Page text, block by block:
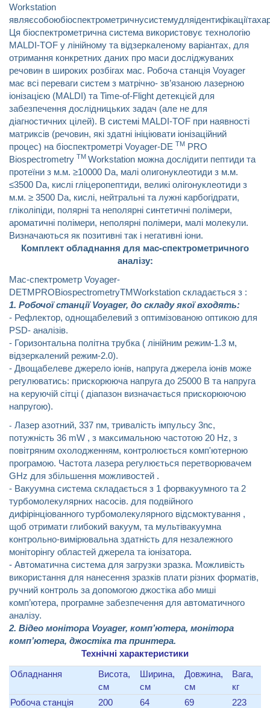
Workstation
являєсобоюбіоспектрометричнусистемудляідентифікаціїта
Ця біоспектрометрична система використовує технологію
МАLDI-TOF у лінійному та відзеркаленому варіантах, для
отримання конкретних даних про маси досліджуваних
речовин в широких розбігах мас. Робоча станція Voyager
має всі переваги систем з матрічно- зв’язаною лазерною
іонізацією (МАLDI) та Time-of-Flight детекцієй для
забезпечення дослідницьких задач (але не для
діагностичних цілей). В системі МАLDI-TOF при наявності
матриксів (речовин, які здатні ініціювати іонізаційний
процес) на біоспектрометрі Voyager-DE TM PRO
Biospectrometry TM Workstation можна дослідити пептиди та
протеїни з м.м. ≥10000 Da, малі олигонуклеотиди з м.м.
≤3500 Da, кислі гліцеропептиди, великі олігонуклеотиди з
м.м. ≥ 3500 Da, кислі, нейтральні та лужні карбогідрати,
гліколіпіди, полярні та неполярні синтетичні полімери,
ароматичні полімери, неполярні полімери, малі молекули.
Визначаються як позитивні так і негативні іони.
Комплект обладнання для мас-спектрометричного
аналізу:
Мас-спектрометр Voyager-
DETM PROBiospectrometryTMWorkstation складається з :
1. Робочої станції Voyager, до складу якої входять:
- Рефлектор, однощабелевий з оптимізованою оптикою для
PSD- аналізів.
- Горизонтальна політна трубка ( лінійним режим-1.3 м,
відзеркалений режим-2.0).
- Двощабелеве джерело іонів, напруга джерела іонів може
регулюватись: прискорююча напруга до 25000 В та напруга
на керуючій сітці ( діапазон визначається прискорюючою
напругою).
- Лазер азотний, 337 nм, тривалість імпульсу 3nс,
потужність 36 mW , з максимальною частотою 20 Hz, з
повітряним охолодженням, контролюється комп'ютерною
програмою. Частота лазера регулюється перетворювачем
GHz для збільшення можливостей .
- Вакуумна система складається з 1 форвакуумного та 2
турбомолекулярних насосів. для подвійного
дифірінціованного турбомолекулярного відсмоктування ,
щоб отримати глибокий вакуум, та мультівакуумна
контрольно-вимірювальна здатність для незалежного
моніторінгу областей джерела та іонізатора.
- Автоматична система для загрузки зразка. Можливість
використання для нанесення зразків плати різних форматів,
ручний контроль за допомогою джостіка або миші
комп’ютера, програмне забезпечення для автоматичного
аналізу.
2. Відео монітора Voyager, комп’ютера, монітора
комп’ютера, джостіка та принтера.
Технічні характеристики
Обладнання
Висота,
см
Ширина,
см
Довжина,
см
Вага,
кг
Робоча станція
200 64 69 223